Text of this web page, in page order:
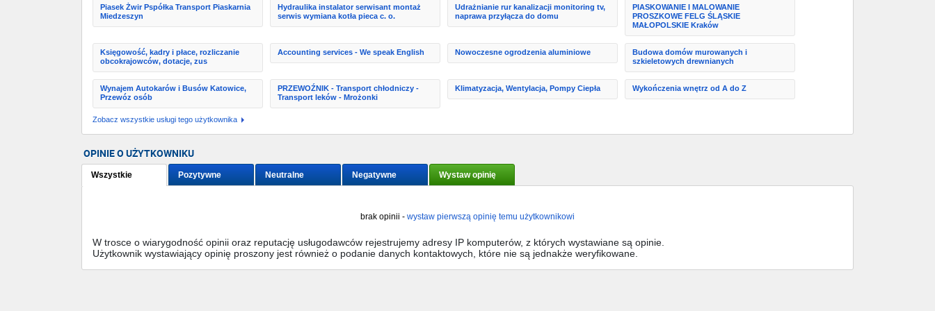
Piasek Żwir Pspółka Transport Piaskarnia
Miedzeszyn
Hydraulika instalator serwisant montaż
serwis wymiana kotła pieca c. o.
Udrażnianie rur kanalizacji monitoring tv,
naprawa przyłącza do domu
PIASKOWANIE I MALOWANIE
PROSZKOWE FELG ŚLĄSKIE
MAŁOPOLSKIE Kraków
Księgowość, kadry i płace, rozliczanie
obcokrajowców, dotacje, zus
Accounting services - We speak English Nowoczesne ogrodzenia aluminiowe
Budowa domów murowanych i
szkieletowych drewnianych
Wynajem Autokarów i Busów Katowice,
Przewóz osób
PRZEWOŹNIK - Transport chłodniczy -
Transport leków - Mrożonki
Klimatyzacja, Wentylacja, Pompy Ciepła Wykończenia wnętrz od A do Z
Zobacz wszystkie usługi tego użytkownika
OPINIE O UŻYTKOWNIKU
Wszystkie Pozytywne Neutralne Negatywne Wystaw opinię
brak opinii - wystaw pierwszą opinię temu użytkownikowi
W trosce o wiarygodność opinii oraz reputację usługodawców rejestrujemy adresy IP komputerów, z których wystawiane są opinie.
Użytkownik wystawiający opinię proszony jest również o podanie danych kontaktowych, które nie są jednakże weryfikowane.